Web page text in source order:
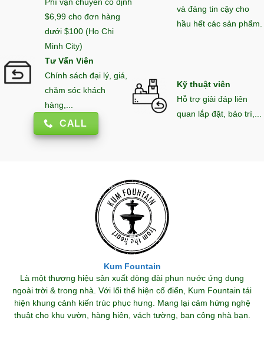
Phí vận chuyển cố định
$6,99 cho đơn hàng
dưới $100 (Ho Chi
Minh City)
và đáng tin cậy cho
hầu hết các sản phẩm.
Tư Vấn Viên
Chính sách đại lý, giá,
chăm sóc khách
hàng,...
CALL
Kỹ thuật viên
Hỗ trợ giải đáp liên
quan lắp đặt, bảo trì,...
Kum Fountain
Là một thương hiệu sản xuất dòng đài phun nước ứng dụng
ngoài trời & trong nhà. Với lối thể hiện cổ điển, Kum Fountain tái
hiện khung cảnh kiến trúc phục hưng. Mang lại cảm hứng nghệ
thuật cho khu vườn, hàng hiên, vách tường, ban công nhà bạn.